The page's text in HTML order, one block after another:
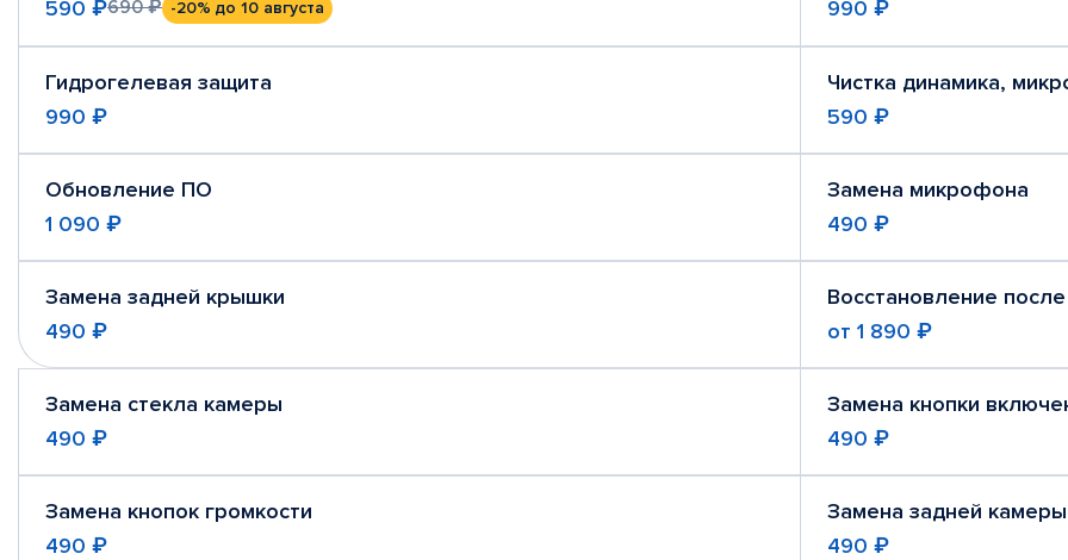
590 ₽690 ₽ -20% до 10 августа
990 ₽
Гидрогелевая защита
990 ₽
Чистка динамика,
590 ₽
Обновление ПО
1 090 ₽
Замена микрофона
490 ₽
Замена задней крышки
490 ₽
Восстановление
от 1 890 ₽
Замена стекла камеры
490 ₽
Замена кнопки
490 ₽
Замена кнопок громкости
490 ₽
Замена задней камеры
490 ₽